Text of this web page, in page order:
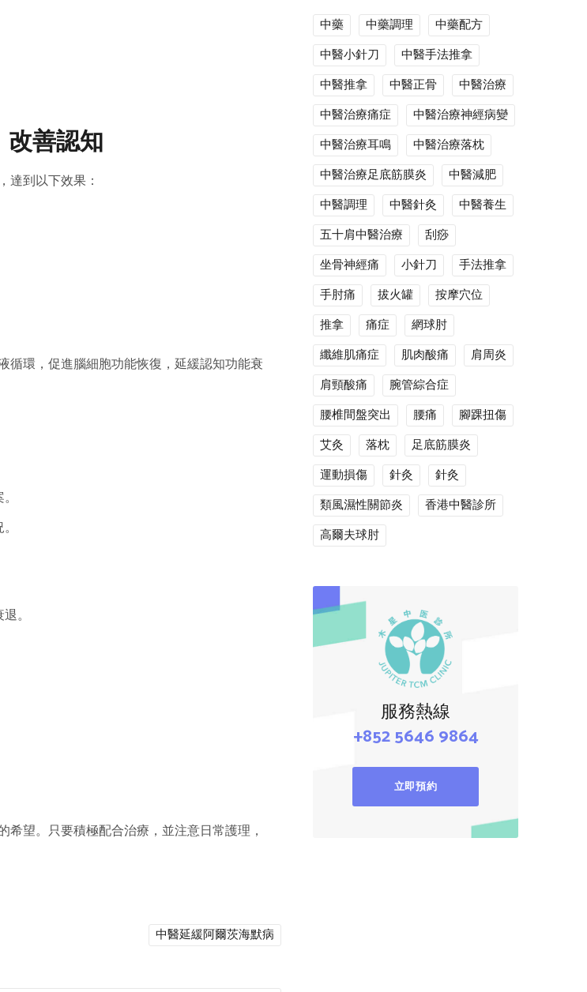
善認知
達到以下效果：
循環，促進腦細胞功能恢復，延緩認知功能衰
。
望。只要積極配合治療，並注意日常護理，
中醫延緩阿爾茨海默病
中藥 中藥調理
中藥配方
中醫小針刀
中醫手法推拿
中醫推拿
中醫正骨
中醫治療
中醫治療痛症
中醫治療神經病變
中醫治療耳鳴
中醫治療落枕
中醫治療足底筋膜炎
中醫減肥
中醫調理
中醫針灸
中醫養生
五十肩中醫治療
刮痧
坐骨神經痛
小針刀
手法推拿
手肘痛
拔火罐
按摩穴位
推拿
痛症
網球肘
纖維肌痛症
肌肉酸痛
肩周炎
肩頸酸痛
腕管綜合症
腰椎間盤突出
腰痛
腳踝扭傷
艾灸
落枕
足底筋膜炎
運動損傷
針灸
針灸
類風濕性關節炎
香港中醫診所
高爾夫球肘
服務熱線
+852 5646 9864
立即預約